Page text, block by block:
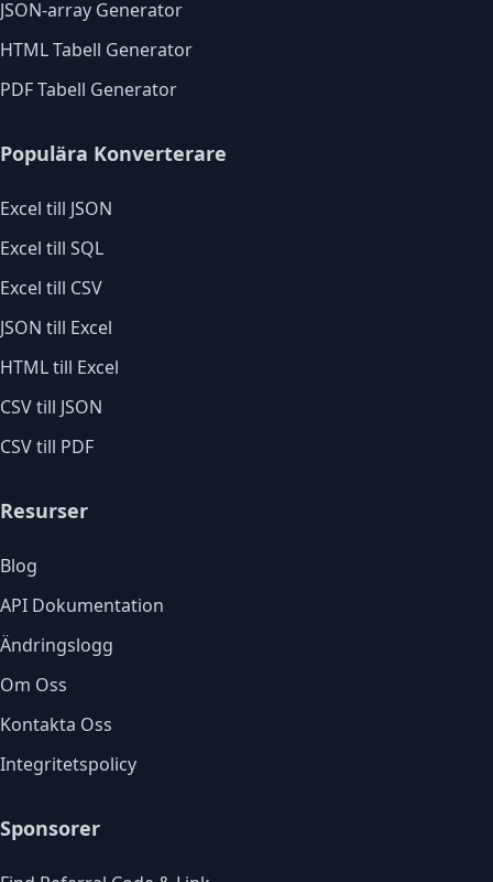
JSON-array Generator
HTML Tabell Generator
PDF Tabell Generator
Populära Konverterare
Excel till JSON
Excel till SQL
Excel till CSV
JSON till Excel
HTML till Excel
CSV till JSON
CSV till PDF
Resurser
Blog
API Dokumentation
Ändringslogg
Om Oss
Kontakta Oss
Integritetspolicy
Sponsorer